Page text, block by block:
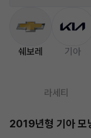
쉐보레 기아
라세티
2019년형 기아 모